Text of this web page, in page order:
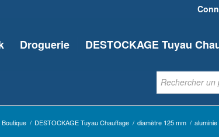
Droguerie DESTOCKAGE Tuyau
Boutique / DESTOCKAGE Tuyau Chauffage / diamètre 125 mm /